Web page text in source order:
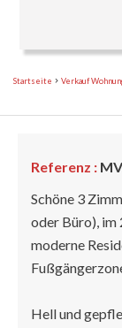
Startseite Verkauf
Referenz :
Schöne 3
oder Büro), im
moderne
Hell und